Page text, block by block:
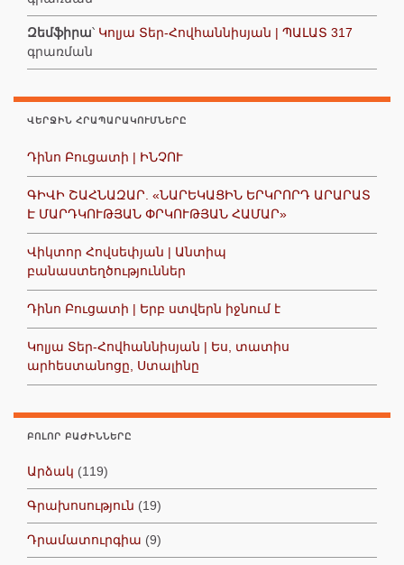
Զեմֆիրա՝ Կոլյա Տեր-Հովհաննիսյան | ՊԱԼԱՏ 317
գրառման
ՎԵՐՋԻՆ ՀՐԱՊԱՐԱԿՈՒՄՆԵՐԸ
Դինո Բուցատի | ԻՆՉՈՒ
ԳԻՎԻ ՇԱՀՆԱԶԱՐ. «ՆԱՐԵԿԱՑԻՆ ԵՐԿՐՈՐԴ ԱՐԱՐԱՏ
Է ՄԱՐԴԿՈՒԹՅԱՆ ՓՐԿՈՒԹՅԱՆ ՀԱՄԱՐ»
Վիկտոր Հովսեփյան | Անտիպ
բանաստեղծություններ
Դինո Բուցատի | Երբ ստվերն իջնում է
Կոլյա Տեր-Հովհաննիսյան | Ես, տատիս
արհեստանոցը, Ստալինը
ԲՈԼՈՐ ԲԱԺԻՆՆԵՐԸ
Արձակ (119)
Գրախոսություն (19)
Դրամատուրգիա (9)